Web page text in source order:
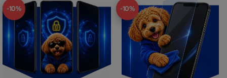
-10% -10%